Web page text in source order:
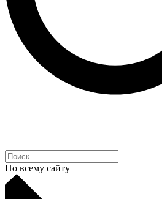
По всему сайту